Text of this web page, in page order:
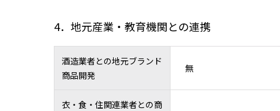
4．地元産業・教育機関との連携
酒造業者との地元ブランド
商品開発
無
衣・食・住関連業者との商